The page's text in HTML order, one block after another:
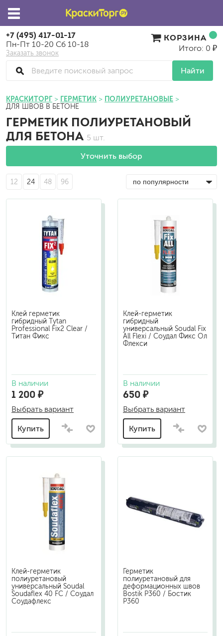
+7 (495) 417-01-17
Пн-Пт 10-20 Сб 10-18
Заказать звонок
Найти
КОРЗИНА
Итого: 0 ₽
КРАСКИТОРГ ГЕРМЕТИК ПОЛИУРЕТАНОВЫЕ
ДЛЯ ШВОВ В БЕТОНЕ
ГЕРМЕТИК ПОЛИУРЕТАНОВЫЙ
ДЛЯ БЕТОНА 5 шт.
Уточнить выбор
12 24 48 96
Клей герметик
гибридный Tytan
Professional Fix2 Clear /
Титан Фикс
В наличии
1 200 ₽
Выбрать вариант
Купить
Клей-герметик
гибридный
универсальный Soudal Fix
All Flexi / Соудал Фикс Ол
Флекси
В наличии
650 ₽
Выбрать вариант
Купить
Клей-герметик
полиуретановый
универсальный Soudal
Soudaflex 40 FC / Соудал
Соудафлекс
Герметик
полиуретановый для
деформационных швов
Bostik P360 / Бостик
Р360